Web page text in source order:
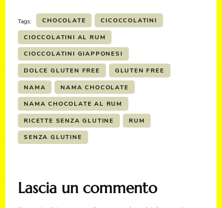
Tags: CHOCOLATE CICOCCOLATINI
CIOCCOLATINI AL RUM
CIOCCOLATINI GIAPPONESI
DOLCE GLUTEN FREE GLUTEN FREE
NAMA NAMA CHOCOLATE
NAMA CHOCOLATE AL RUM
RICETTE SENZA GLUTINE RUM
SENZA GLUTINE
Lascia un commento